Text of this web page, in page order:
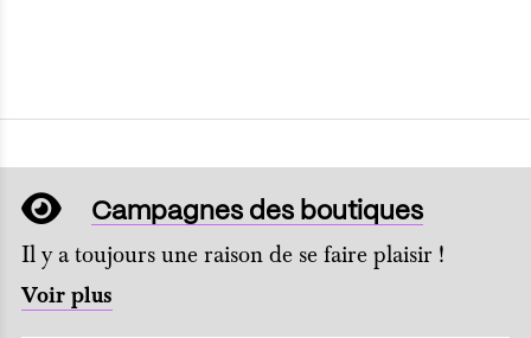
Campagnes des boutiques
Il y a toujours une raison de se faire plaisir !
Voir plus